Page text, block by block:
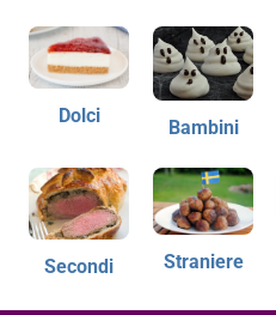
Dolci
Bambini
Secondi Straniere